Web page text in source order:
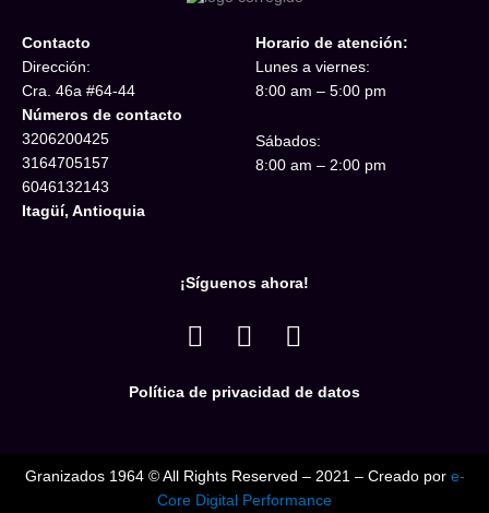
Contacto
Dirección:
Cra. 46a #64-44
Números de contacto
3206200425
3164705157
6046132143
Itagüí, Antioquia
Horario de atención:
Lunes a viernes:
8:00 am – 5:00 pm
Sábados:
8:00 am – 2:00 pm
¡Síguenos ahora!
W
a
a
p
F
c
o
o
I
s
g
r
Política de privacidad de datos
Granizados 1964 © All Rights Reserved – 2021 – Creado por e-
Core Digital Performance